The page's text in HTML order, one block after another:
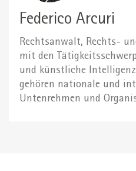
Federico Arcuri
Rechtsanwalt, Rechts-
mit den
und künstliche
gehören nationale und
Untenrehmen und